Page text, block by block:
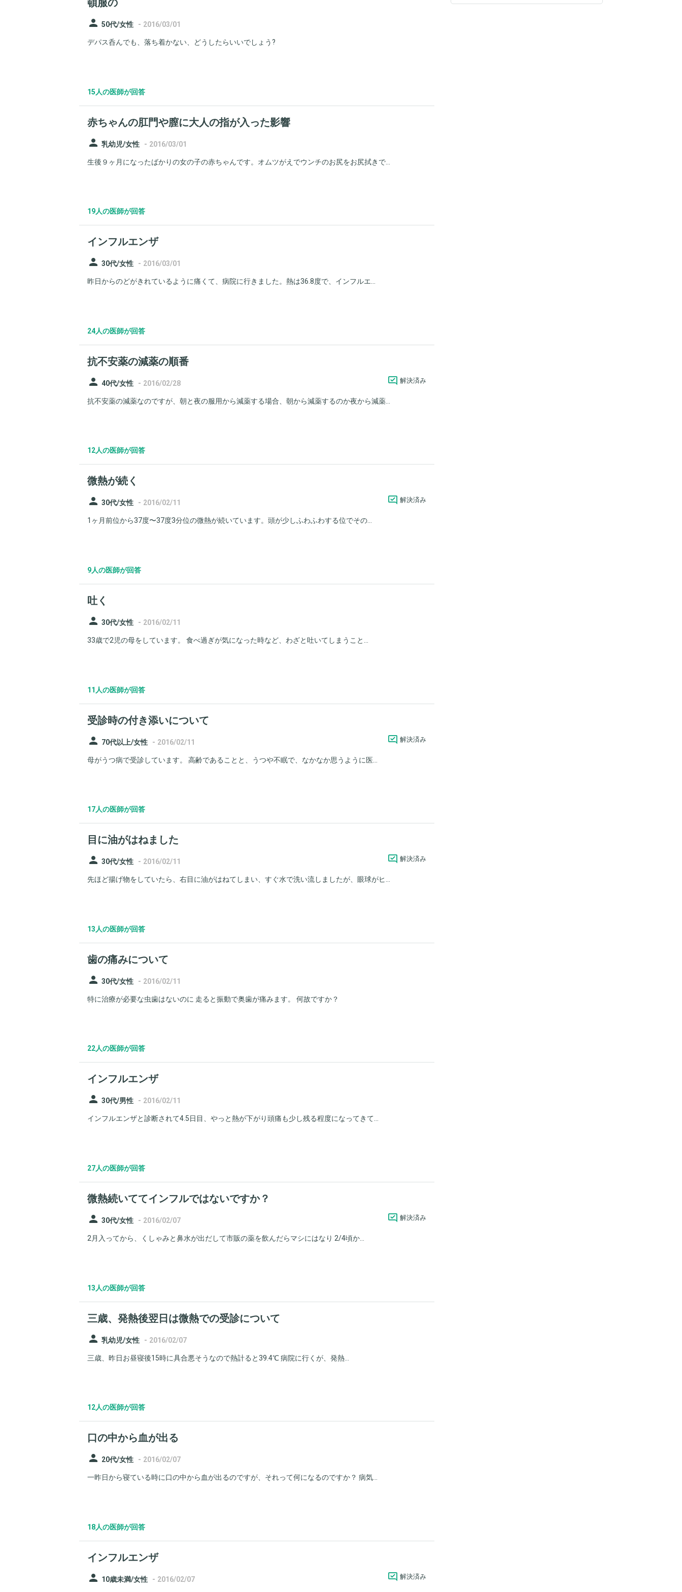
頓服の
person 50代/女性 - 2016/03/01
デパス呑んでも、落ち着かない、どうしたらいいでしょう?
15人の医師が回答
赤ちゃんの肛門や膣に大人の指が入った影響
person 乳幼児/女性 - 2016/03/01
生後９ヶ月になったばかりの女の子の赤ちゃんです。オムツがえでウンチのお尻をお尻拭きで...
19人の医師が回答
インフルエンザ
person 30代/女性 - 2016/03/01
昨日からのどがきれているように痛くて、病院に行きました。熱は36.8度で、インフルエ...
24人の医師が回答
抗不安薬の減薬の順番
person 40代/女性 - 2016/02/28 解決済み
抗不安薬の減薬なのですが、朝と夜の服用から減薬する場合、朝から減薬するのか夜から減薬...
12人の医師が回答
微熱が続く
person 30代/女性 - 2016/02/11 解決済み
1ヶ月前位から37度〜37度3分位の微熱が続いています。頭が少しふわふわする位でその...
9人の医師が回答
吐く
person 30代/女性 - 2016/02/11
33歳で2児の母をしています。 食べ過ぎが気になった時など、わざと吐いてしまうこと...
11人の医師が回答
受診時の付き添いについて
person 70代以上/女性 - 2016/02/11 解決済み
母がうつ病で受診しています。 高齢であることと、うつや不眠で、なかなか思うように医...
17人の医師が回答
目に油がはねました
person 30代/女性 - 2016/02/11 解決済み
先ほど揚げ物をしていたら、右目に油がはねてしまい、すぐ水で洗い流しましたが、眼球がヒ...
13人の医師が回答
歯の痛みについて
person 30代/女性 - 2016/02/11
特に治療が必要な虫歯はないのに 走ると振動で奥歯が痛みます。 何故ですか？
22人の医師が回答
インフルエンザ
person 30代/男性 - 2016/02/11
インフルエンザと診断されて4.5日目、やっと熱が下がり頭痛も少し残る程度になってきて...
27人の医師が回答
微熱続いててインフルではないですか？
person 30代/女性 - 2016/02/07 解決済み
2月入ってから、くしゃみと鼻水が出だして市販の薬を飲んだらマシにはなり 2/4頃か...
13人の医師が回答
三歳、発熱後翌日は微熱での受診について
person 乳幼児/女性 - 2016/02/07
三歳、昨日お昼寝後15時に具合悪そうなので熱計ると39.4℃ 病院に行くが、発熱...
12人の医師が回答
口の中から血が出る
person 20代/女性 - 2016/02/07
一昨日から寝ている時に口の中から血が出るのですが、それって何になるのですか？ 病気...
18人の医師が回答
インフルエンザ
person 10歳未満/女性 - 2016/02/07 解決済み